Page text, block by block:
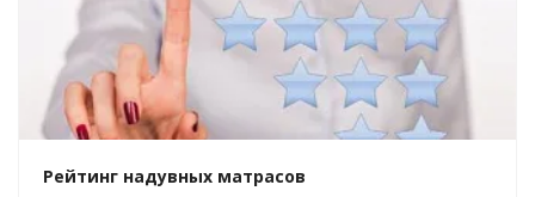
Рейтинг надувных матрасов